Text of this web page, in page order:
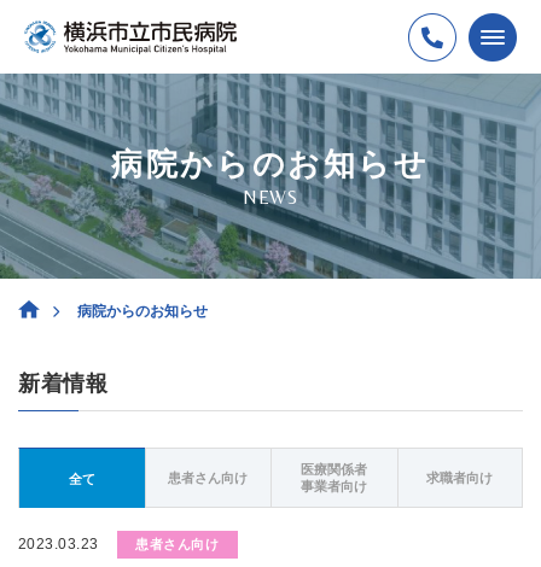
病院からのお知らせ
NEWS
病院からのお知らせ
新着情報
全て 患者さん向け
医療関係者
事業者向け
求職者向け
2023.03.23 患者さん向け